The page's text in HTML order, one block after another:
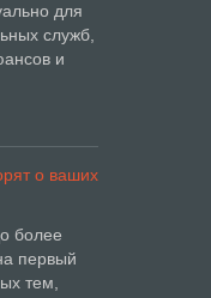
для
служб,
и
о ваших
более
первый
тем,